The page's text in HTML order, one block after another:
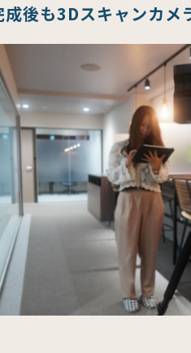
成後も3Dスキャンカ